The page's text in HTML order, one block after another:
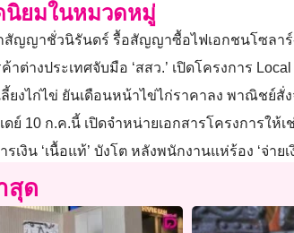
นิยมในหมวดหมู่
สัญญาชั่วนิรันดร์ รื้อสัญญาซื้อไฟเอกชนโซลาร์
าต่างประเทศจับมือ ‘สสว.’ เปิดโครงการ
ยงไก่ไข่ ยันเดือนหน้าไข่ไก่ราคาลง พาณิชย์สั่
ดย์ 10 ก.ค.นี้ เปิดจำหน่ายเอกสารโครงการให้
รเงิน ‘เนื้อแท้’ บังโต หลังพนักงานแห่ร้อง ‘จ่ายเ
สุด